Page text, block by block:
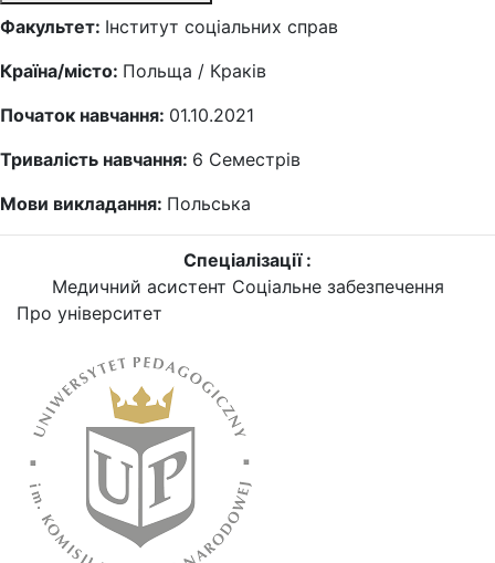
Факультет: Інститут соціальних справ
Країна/місто: Польща / Краків
Початок навчання: 01.10.2021
Тривалість навчання: 6 Семестрів
Мови викладання: Польська
Спеціалізації :
Медичний асистент Соціальне забезпечення
Про університет